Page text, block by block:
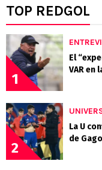
TOP REDGOL
1
El
VAR en
2
La U
de Gago